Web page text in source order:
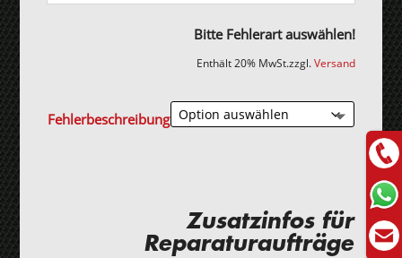
Bitte Fehlerart auswählen!
Enthält 20% MwSt.zzgl.Versand
Fehlerbeschreibung
Zusatzinfos für
Reparaturaufträge